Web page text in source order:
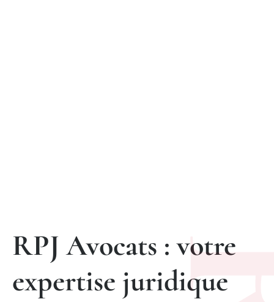
RPJ Avocats : votre
expertise juridique